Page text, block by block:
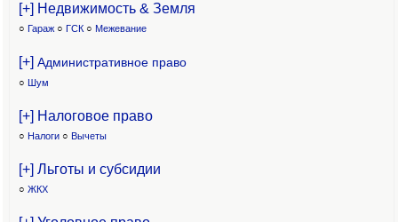
[+] Недвижимость & Земля
○ Гараж ○ ГСК ○ Межевание
[+] Административное право
○ Шум
[+] Налоговое право
○ Налоги ○ Вычеты
[+] Льготы и субсидии
○ ЖКХ